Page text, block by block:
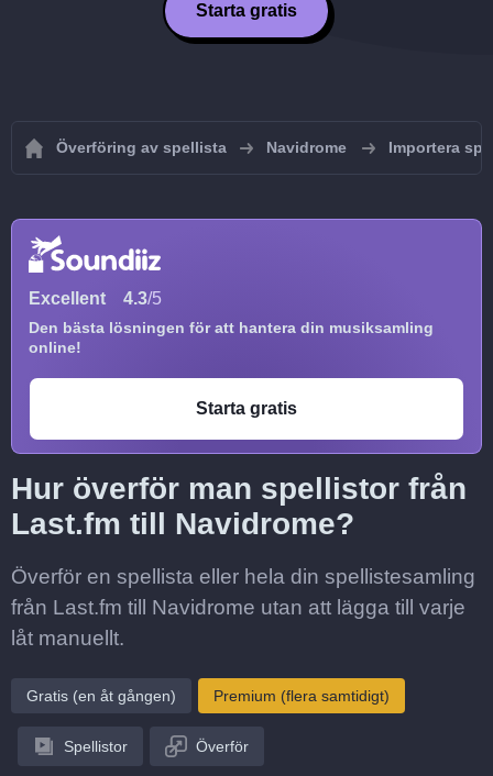
Starta gratis
Överföring av spellista Navidrome Importera
Excellent 4.3/5
Den bästa lösningen för att hantera din musiksamling
online!
Starta gratis
Hur överför man spellistor från
Last.fm till Navidrome?
Överför en spellista eller hela din spellistesamling
från Last.fm till Navidrome utan att lägga till varje
låt manuellt.
Gratis (en åt gången) Premium (flera samtidigt)
Spellistor Överför